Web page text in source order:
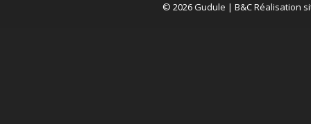
© 2026 Gudule | B&C Réalisation